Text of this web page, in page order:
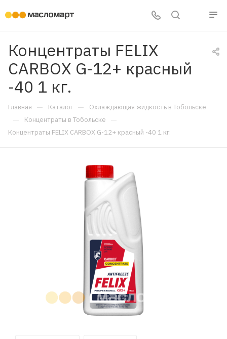
Концентраты FELIX
CARBOX G-12+ красный
-40 1 кг.
Главная — Каталог — Охлаждающая жидкость в Тобольске
— Концентраты в Тобольске —
Концентраты FELIX CARBOX G-12+ красный -40 1 кг.